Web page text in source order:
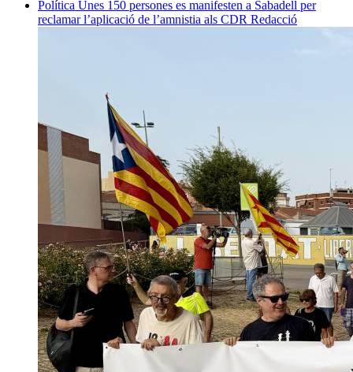
Política Unes 150 persones es manifesten a Sabadell per
reclamar l’aplicació de l’amnistia als CDR Redacció